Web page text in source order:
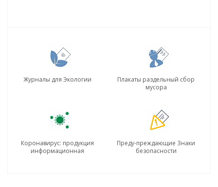
Журналы для Экологии
Плакаты раздельный сбор
мусора
Коронавирус: продукция
информационная
Преду-преждающие Знаки
безопасности